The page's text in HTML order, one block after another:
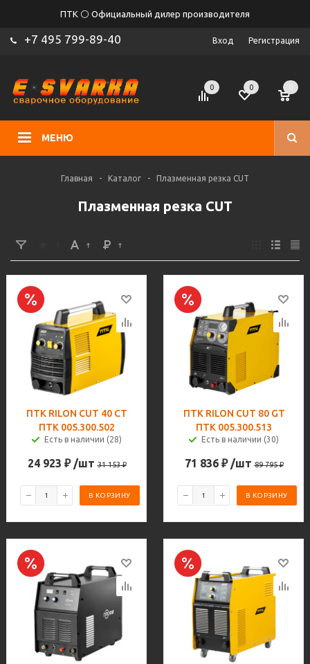
ПТК ⚪ Официальный дилер производителя
+7 495 799-89-40 Вход Регистрация
МЕНЮ
0 0
Главная - Каталог - Плазменная резка CUT
Плазменная резка CUT
ПТК RILON CUT 40 СT
ПТК 005.300.502
Есть в наличии (28)
24 923 ₽ /шт 31 153₽
В КОРЗИНУ
ПТК RILON CUT 80 GT
ПТК 005.300.513
Есть в наличии (30)
71 836₽ /шт 89 795₽
В КОРЗИНУ